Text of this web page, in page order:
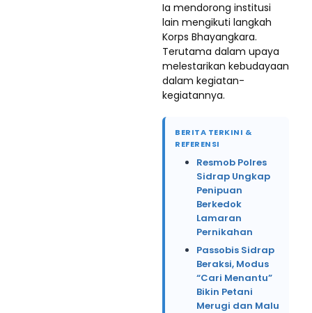
Ia mendorong institusi
lain mengikuti langkah
Korps Bhayangkara.
Terutama dalam upaya
melestarikan kebudayaan
dalam kegiatan-
kegiatannya.
BERITA TERKINI &
REFERENSI
Resmob Polres
Sidrap Ungkap
Penipuan
Berkedok
Lamaran
Pernikahan
Passobis Sidrap
Beraksi, Modus
“Cari Menantu”
Bikin Petani
Merugi dan Malu